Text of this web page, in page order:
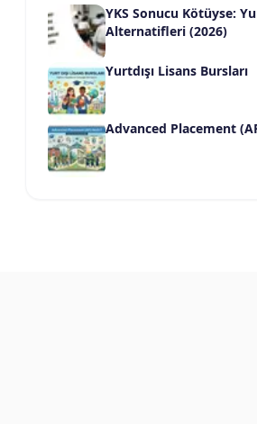
YKS Sonucu Kötüyse:
Alternatifleri (2026)
Yurtdışı Lisans Bursları
Advanced Placement